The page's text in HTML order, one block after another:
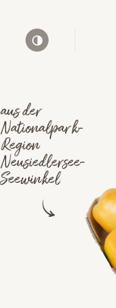
aus der
Nationalpark-
Region
Neusiedlersee-
Seewinkel